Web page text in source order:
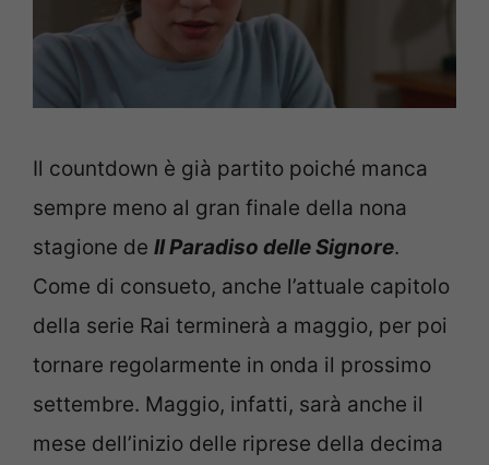
Il countdown è già partito poiché manca
sempre meno al gran finale della nona
stagione de Il Paradiso delle Signore.
Come di consueto, anche l’attuale capitolo
della serie Rai terminerà a maggio, per poi
tornare regolarmente in onda il prossimo
settembre. Maggio, infatti, sarà anche il
mese dell’inizio delle riprese della decima